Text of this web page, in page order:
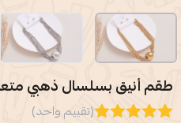
طقم أنيق بسلسال ذهبي
(تقييم واحد)